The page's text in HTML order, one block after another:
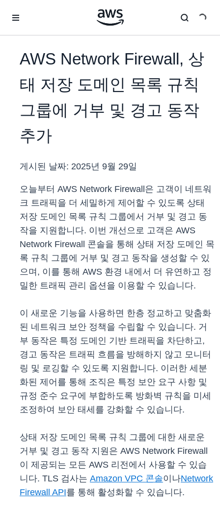
AWS Network Firewall, 상
태 저장 도메인 목록 규칙
그룹에 거부 및 경고 동작
추가
게시된 날짜: 2025년 9월 29일
오늘부터 AWS Network Firewall은 고객이 네트워
크 트래픽을 더 세밀하게 제어할 수 있도록 상태
저장 도메인 목록 규칙 그룹에서 거부 및 경고 동
작을 지원합니다. 이번 개선으로 고객은 AWS
Network Firewall 콘솔을 통해 상태 저장 도메인 목
록 규칙 그룹에 거부 및 경고 동작을 생성할 수 있
으며, 이를 통해 AWS 환경 내에서 더 유연하고 정
밀한 트래픽 관리 옵션을 이용할 수 있습니다.
이 새로운 기능을 사용하면 한층 정교하고 맞춤화
된 네트워크 보안 정책을 수립할 수 있습니다. 거
부 동작은 특정 도메인 기반 트래픽을 차단하고,
경고 동작은 트래픽 흐름을 방해하지 않고 모니터
링 및 로깅할 수 있도록 지원합니다. 이러한 세분
화된 제어를 통해 조직은 특정 보안 요구 사항 및
규정 준수 요구에 부합하도록 방화벽 규칙을 미세
조정하여 보안 태세를 강화할 수 있습니다.
상태 저장 도메인 목록 규칙 그룹에 대한 새로운
거부 및 경고 동작 지원은 AWS Network Firewall
이 제공되는 모든 AWS 리전에서 사용할 수 있습
니다. TLS 검사는 Amazon VPC 콘솔이나Network
Firewall API를 통해 활성화할 수 있습니다.